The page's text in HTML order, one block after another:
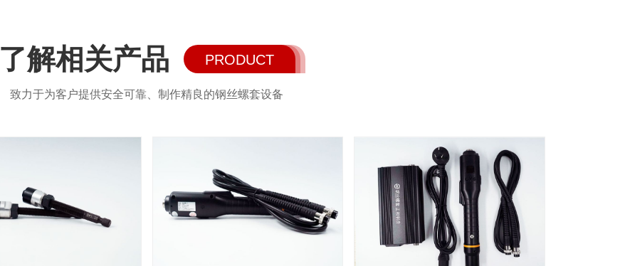
了解相关产品 PRODUCT
致力于为客户提供安全可靠、制作精良的钢丝螺套设备